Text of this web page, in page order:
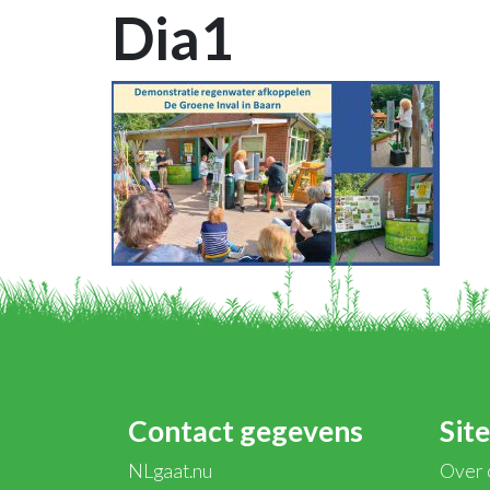
Dia1
Contact gegevens
NLgaat.nu
Over